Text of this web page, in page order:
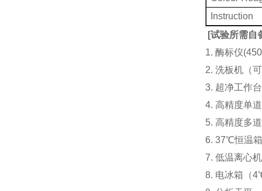
Instruction
[试验所需自
1. 酶标仪
2. 洗板机（
3. 超净工作
4. 高精度单
5. 高精度多
6. 37℃恒温
7. 低温离心
8. 电冰箱（